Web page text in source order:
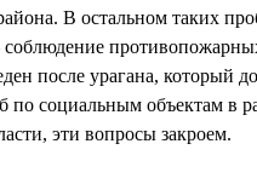
В остальном таких
соблюдение
после урагана, который
по социальным объектам в
эти вопросы закроем.